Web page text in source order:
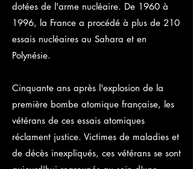
dotées de l'arme nucléaire. De 1960 à
1996, la France a procédé à plus de 210
essais nucléaires au Sahara et en
Polynésie.
Cinquante ans après l'explosion de la
première bombe atomique française, les
vétérans de ces essais atomiques
réclament justice. Victimes de maladies et
de décès inexpliqués, ces vétérans se sont